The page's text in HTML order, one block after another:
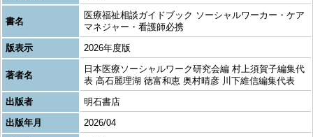
書名
医療福祉相談ガイドブック ソーシャルワーカー・ケア
マネジャー・看護師必携
版表示
2026年度版
著者名
日本医療ソーシャルワーク研究会編 村上須賀子編集代
表 高石麗理湖 徳富和恵 奥村晴彦 川下維信編集代表
出版者
明石書店
出版年月
2026/04